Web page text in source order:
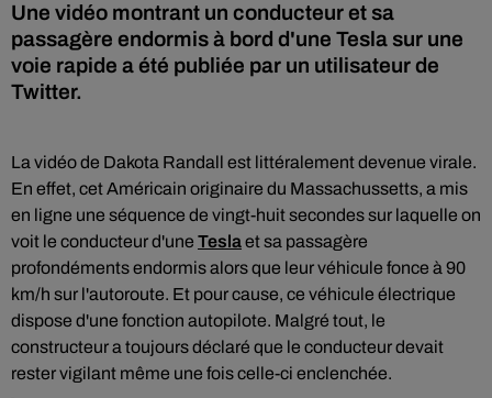
Une vidéo montrant un conducteur et sa
passagère endormis à bord d'une Tesla sur une
voie rapide a été publiée par un utilisateur de
Twitter.
La vidéo de Dakota Randall est littéralement devenue virale.
En effet, cetAméricain originaire du Massachussetts, a mis
en ligne une séquence de vingt-huit secondes sur laquelle on
voit le conducteur d'une Teslaet sa passagère
profondéments endormis alors que leur véhicule fonce à 90
km/h sur l'autoroute. Et pour cause, ce véhicule électrique
dispose d'une fonction autopilote. Malgré tout, le
constructeur a toujours déclaré que le conducteur devait
rester vigilant même une fois celle-ci enclenchée.